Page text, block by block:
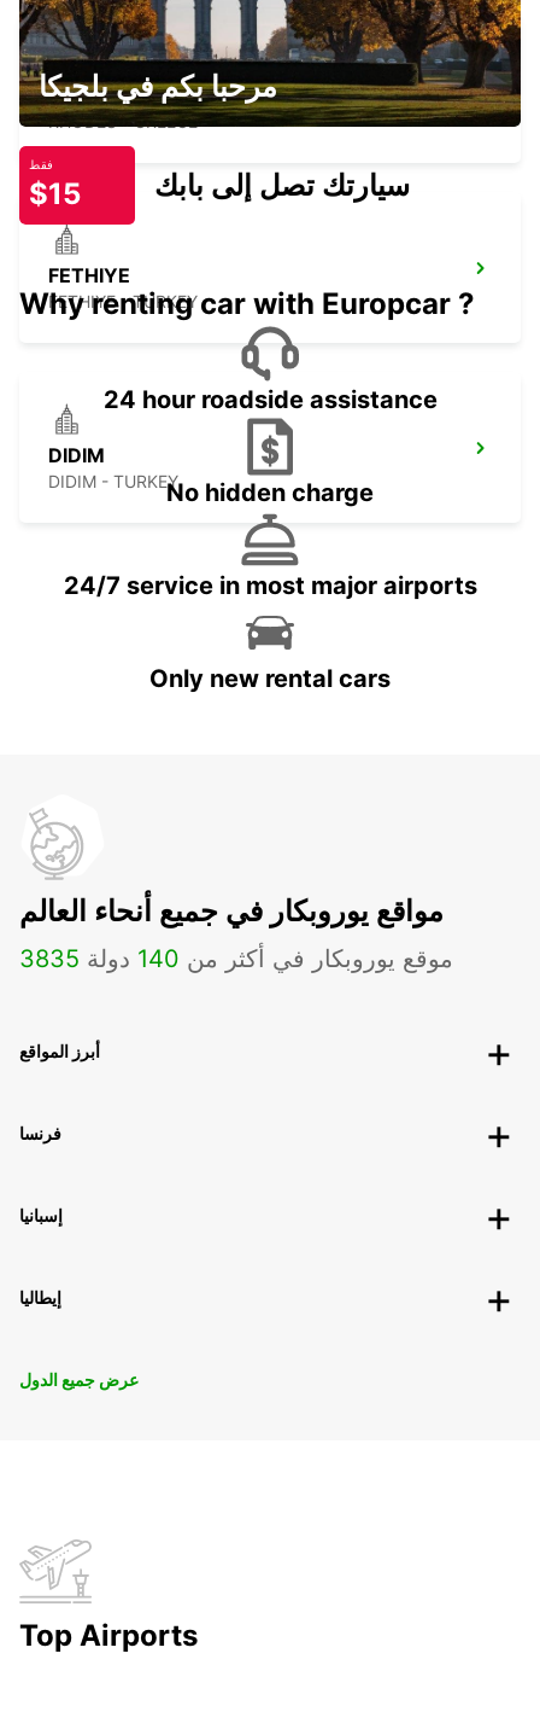
RHODES AIRPORT MEET N GREET
RHODES - GREECE
FETHIYE
FETHIYE - TURKEY
DIDIM
DIDIM - TURKEY
مرحبا بكم في بلجيكا
فقط
$15 سيارتك تصل إلى بابك
Why renting car with Europcar ?
24 hour roadside assistance
No hidden charge
24/7 service in most major airports
Only new rental cars
مواقع يوروبكار في جميع أنحاء العالم
3835 موقع يوروبكار في أكثر من 140 دولة
أبرز المواقع
فرنسا
إسبانيا
إيطاليا
عرض جميع الدول
Top Airports